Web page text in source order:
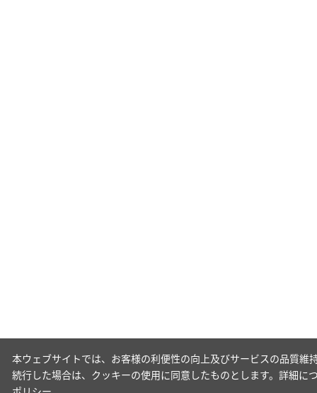
本ウェブサイトでは、お客様の利便性の向上及びサービスの品質
続行した場合は、クッキーの使用に同意したものとします。詳細